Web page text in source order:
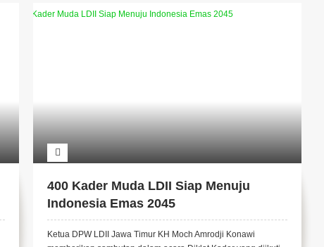
400 Kader Muda LDII Siap Menuju
Indonesia Emas 2045
Ketua DPW LDII Jawa Timur KH Moch Amrodji Konawi